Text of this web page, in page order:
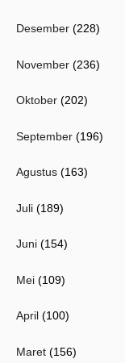
Desember (228)
November (236)
Oktober (202)
September (196)
Agustus (163)
Juli (189)
Juni (154)
Mei (109)
April (100)
Maret (156)